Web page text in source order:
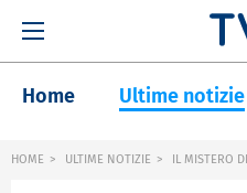
Home Ultime notizie
HOME ULTIME NOTIZIE IL MISTERO